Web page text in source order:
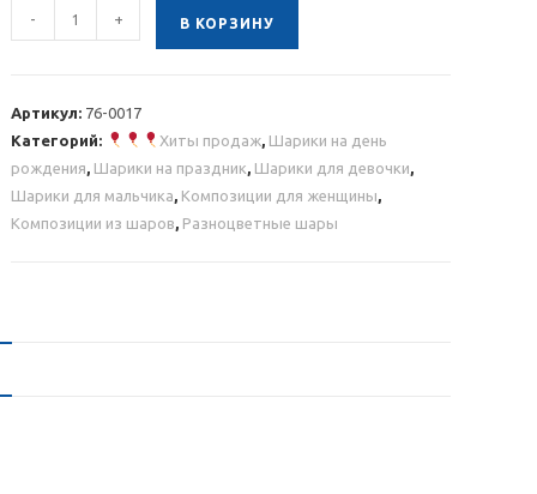
Количество
товара
разноцветными
звездами
- + В КОРЗИНУ
Артикул: 76-0017
Категорий:
Хиты продаж, Шарики на день
рождения, Шарики на праздник, Шарики для девочки,
Шарики для мальчика, Композиции для женщины,
Композиции из шаров, Разноцветные шары